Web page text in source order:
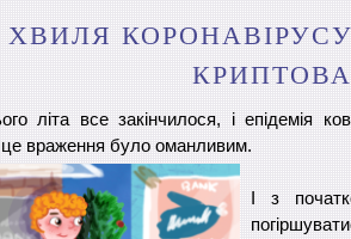
ХВИЛЯ
літа все закінчилося, і епідемія
враження було оманливим.
І з